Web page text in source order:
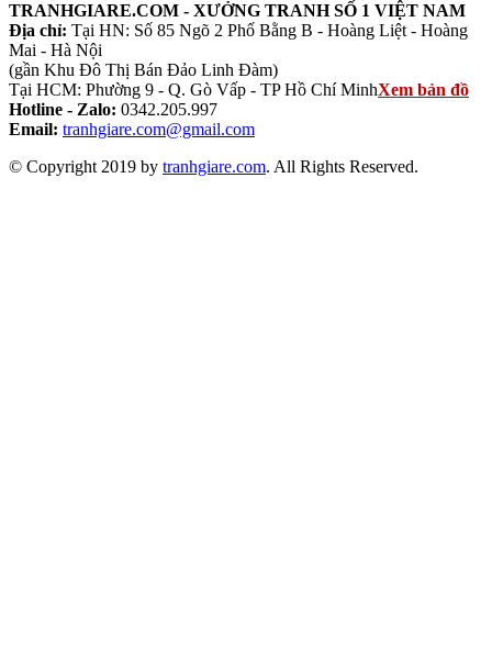
TRANHGIARE.COM - XƯỞNG TRANH SỐ 1 VIỆT NAM
Địa chỉ: Tại HN: Số 85 Ngõ 2 Phố Bằng B - Hoàng Liệt - Hoàng
Mai - Hà Nội
(gần Khu Đô Thị Bán Đảo Linh Đàm)
Tại HCM: Phường 9 - Q. Gò Vấp - TP Hồ Chí MinhXem bản đồ
Hotline - Zalo: 0342.205.997
Email: tranhgiare.com@gmail.com
© Copyright 2019 by tranhgiare.com. All Rights Reserved.